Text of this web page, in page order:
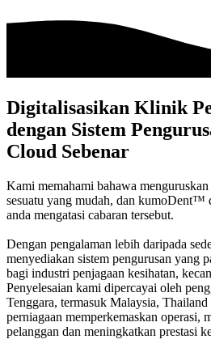
Digitalisasikan Klinik
dengan Sistem
Cloud Sebenar
Kami memahami bahawa
sesuatu yang mudah, dan kumoDent™
anda mengatasi cabaran tersebut.
Dengan pengalaman lebih daripada
menyediakan sistem pengurusan yang
bagi industri penjagaan kesihatan,
Penyelesaian kami dipercayai oleh
Tenggara, termasuk Malaysia,
perniagaan memperkemaskan operasi,
pelanggan dan meningkatkan prestasi